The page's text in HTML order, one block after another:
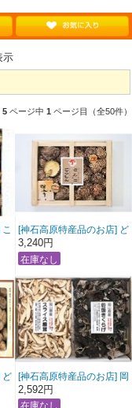
示
5 ページ中 1 ページ目（全50件）
[神石高原特産品のお店] ど
んこ・こうしん椎茸詰合
せ しいたけ 椎茸
3,240円
ど
[神石高原特産品のお店] 岡
山県産きくらげ,スライス
椎茸詰合せ
2,592円